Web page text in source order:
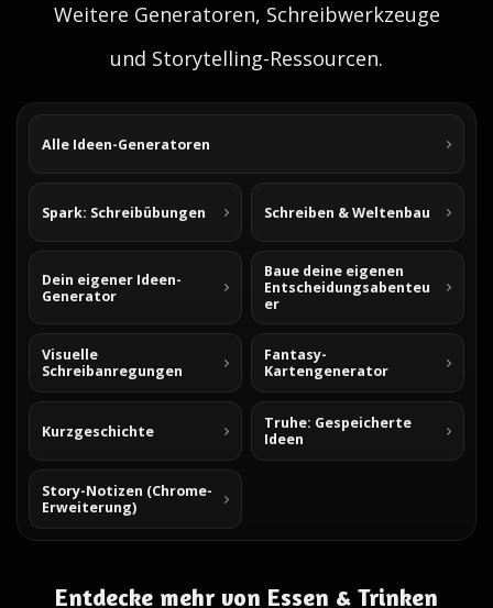
Weitere Generatoren, Schreibwerkzeuge
und Storytelling-Ressourcen.
Alle Ideen-Generatoren
Spark: Schreibübungen Schreiben & Weltenbau
Dein eigener Ideen-
Generator
Baue deine eigenen
Entscheidungsabenteu
er
Visuelle
Schreibanregungen
Fantasy-
Kartengenerator
Kurzgeschichte
Truhe: Gespeicherte
Ideen
Story-Notizen (Chrome-
Erweiterung)
Entdecke mehr von Essen & Trinken